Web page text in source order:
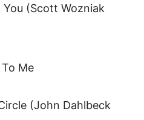
You (Scott Wozniak
Me
(John Dahlbeck